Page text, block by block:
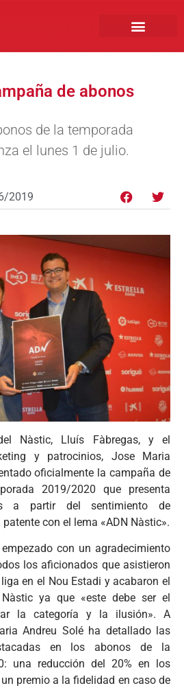
de abonos
de la temporada
el lunes 1 de julio.
2019
Nàstic, Lluís Fàbregas, y el
y patrocinios, Jose Maria
oficialmente la campaña de
2019/2020 que presenta
a partir del sentimiento de
con el lema «ADN Nàstic».
con un agradecimiento
los aficionados que asistieron
en el Nou Estadi y acabaron el
ya que «este debe ser el
la categoría y la ilusión». A
Andreu Solé ha detallado las
en los abonos de la
una reducción del 20% en los
premio a la fidelidad en caso de